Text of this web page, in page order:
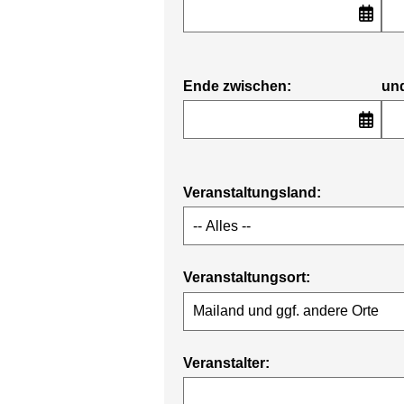
Ende zwischen:
Veranstaltungsland:
Veranstaltungsort:
Veranstalter: